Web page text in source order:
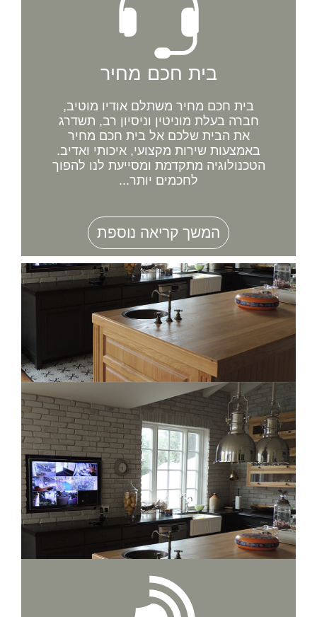
בית חכם מחיר
בית חכם מחיר משתלם אודיו מוטיב,
חברה בעלת מוניטין וניסיון רב, תשדרג
את הבית שלכם אל בית חכם מחיר
באמצעות שירות מקצועי, איכותי ואדיב.
הטכנולוגיה מתקדמת ומסייעת לנו להפוך
לחכמים יותר...
המשך קריאה נוספת